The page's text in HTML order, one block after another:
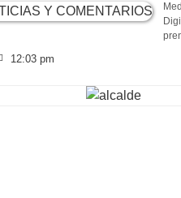
12:03 pm